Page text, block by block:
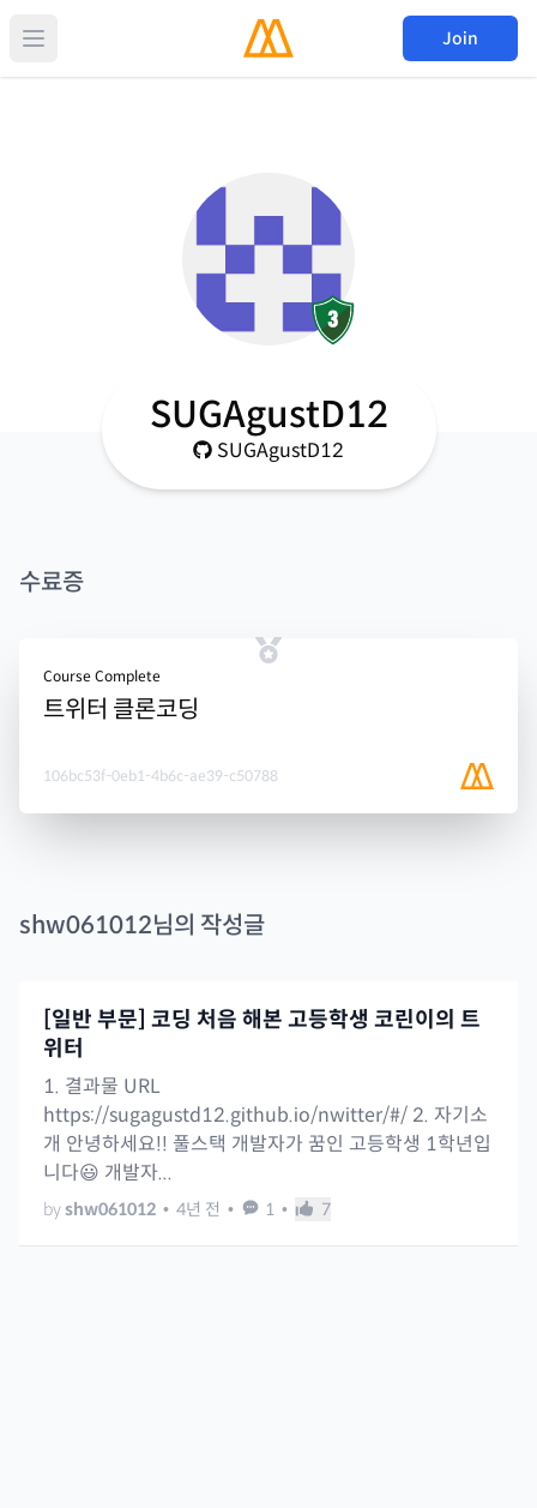
Join
SUGAgustD12
SUGAgustD12
수료증
Course Complete
트위터 클론코딩
106bc53f-0eb1-4b6c-ae39-c50788
shw061012님의 작성글
[일반 부문] 코딩 처음 해본 고등학생 코린이의 트
위터
1. 결과물 URL
https://sugagustd12.github.io/nwitter/#/ 2. 자기소
개 안녕하세요!! 풀스택 개발자가 꿈인 고등학생 1학년입
니다😃 개발자...
by shw061012 • 4년 전 • 1 • 7